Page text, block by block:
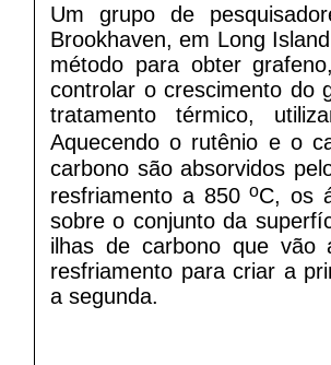
Um grupo de
Brookhaven, em Long
método para obter
controlar o crescimento do
tratamento térmico,
Aquecendo o rutênio e o
carbono são absorvidos
resfriamento a 850oC, os
sobre o conjunto da
ilhas de carbono que vão
resfriamento para criar a
a segunda.